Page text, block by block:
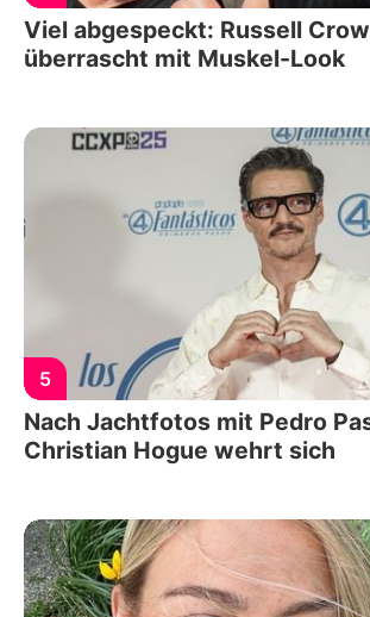
Viel abgespeckt: Russell
überrascht mit Muskel-Look
5
Nach Jachtfotos mit Pedro
Christian Hogue wehrt sich